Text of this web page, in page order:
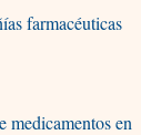
farmacéuticas
medicamentos en